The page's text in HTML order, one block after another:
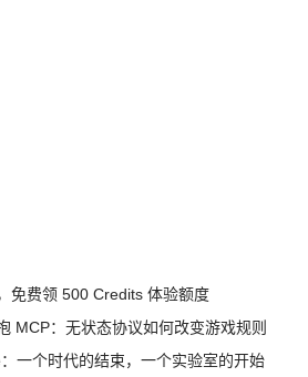
免费领 500 Credits 体验额度
MCP：无状态协议如何改变游戏规则
一个时代的结束，一个实验室的开始